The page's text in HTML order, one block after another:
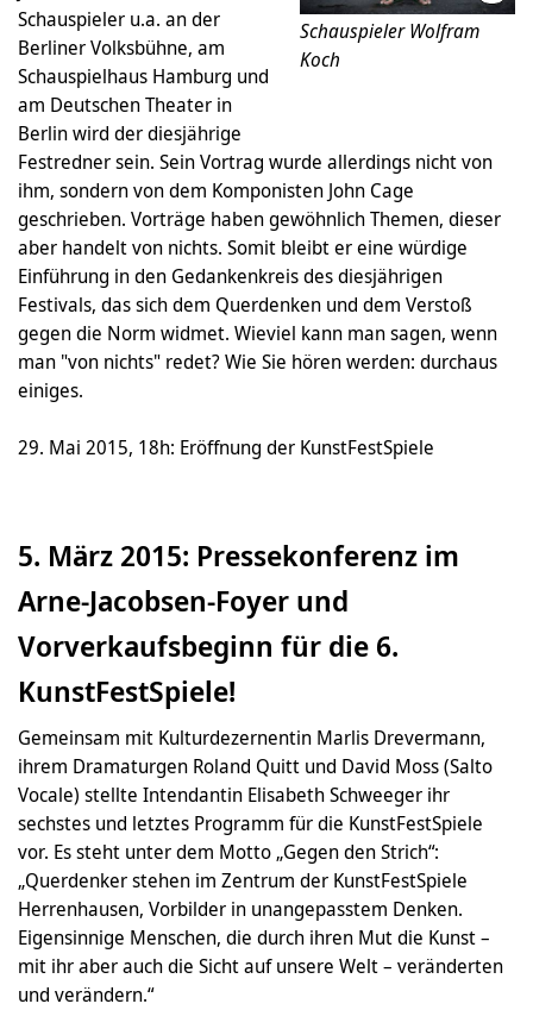
Schauspieler Wolfram
Koch
Schauspieler u.a. an der
Berliner Volksbühne, am
Schauspielhaus Hamburg und
am Deutschen Theater in
Berlin wird der diesjährige
Festredner sein. Sein Vortrag wurde allerdings nicht von
ihm, sondern von dem Komponisten John Cage
geschrieben. Vorträge haben gewöhnlich Themen, dieser
aber handelt von nichts. Somit bleibt er eine würdige
Einführung in den Gedankenkreis des diesjährigen
Festivals, das sich dem Querdenken und dem Verstoß
gegen die Norm widmet. Wieviel kann man sagen, wenn
man "von nichts" redet? Wie Sie hören werden: durchaus
einiges.
29. Mai 2015, 18h: Eröffnung der KunstFestSpiele
5. März 2015: Pressekonferenz im
Arne-Jacobsen-Foyer und
Vorverkaufsbeginn für die 6.
KunstFestSpiele!
Gemeinsam mit Kulturdezernentin Marlis Drevermann,
ihrem Dramaturgen Roland Quitt und David Moss (Salto
Vocale) stellte Intendantin Elisabeth Schweeger ihr
sechstes und letztes Programm für die KunstFestSpiele
vor. Es steht unter dem Motto „Gegen den Strich“:
„Querdenker stehen im Zentrum der KunstFestSpiele
Herrenhausen, Vorbilder in unangepasstem Denken.
Eigensinnige Menschen, die durch ihren Mut die Kunst –
mit ihr aber auch die Sicht auf unsere Welt – veränderten
und verändern.“